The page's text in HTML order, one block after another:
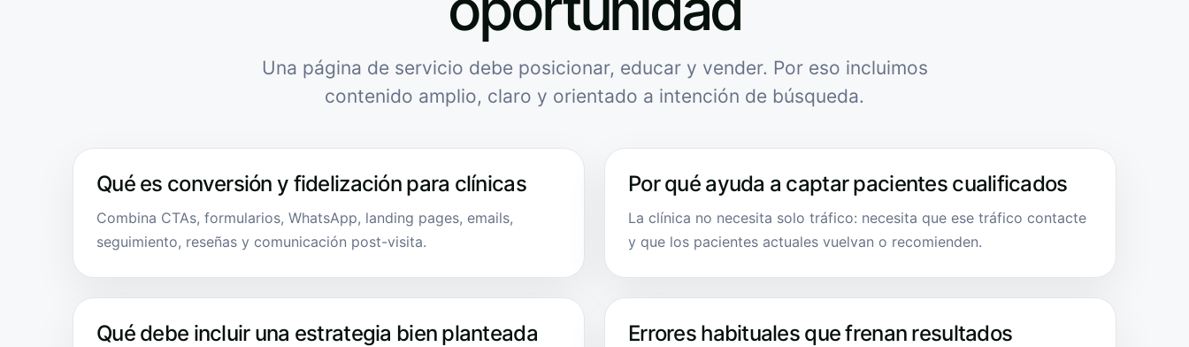
Una página de servicio debe posicionar, educar y vender. Por eso incluimos
contenido amplio, claro y orientado a intención de búsqueda.
Qué es conversión y fidelización para clínicas
Combina CTAs, formularios, WhatsApp, landing pages, emails,
seguimiento, reseñas y comunicación post-visita.
Por qué ayuda a captar pacientes cualificados
La clínica no necesita solo tráfico: necesita que ese tráfico contacte
y que los pacientes actuales vuelvan o recomienden.
Qué debe incluir una estrategia bien planteada Errores habituales que frenan resultados